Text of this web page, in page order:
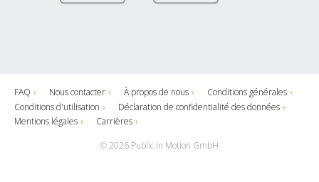
FAQ Nous contacter À propos de nous
Conditions générales
Conditions d'utilisation
Déclaration de confidentialité des données
Mentions légales
Carrières
© 2026 Public in Motion GmbH